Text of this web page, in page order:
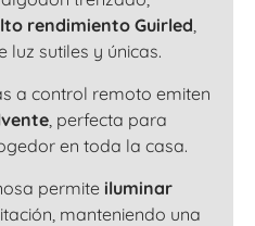
rendimiento Guirled,
luz sutiles y únicas.
a control remoto emiten
, perfecta para
en toda la casa.
permite iluminar
manteniendo una